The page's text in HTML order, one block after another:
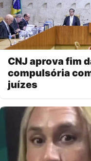
CNJ aprova fim
compulsória
juízes